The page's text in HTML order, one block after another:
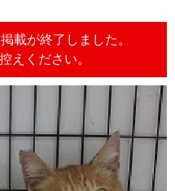
載が終了しました。
えください。